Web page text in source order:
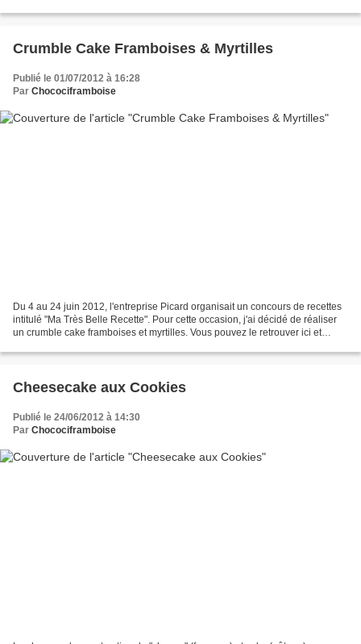
Crumble Cake Framboises & Myrtilles
Publié le 01/07/2012 à 16:28
Par Chocociframboise
Du 4 au 24 juin 2012, l'entreprise Picard organisait un concours de recettes
intitulé "Ma Très Belle Recette". Pour cette occasion, j'ai décidé de réaliser
un crumble cake framboises et myrtilles. Vous pouvez le retrouver ici et
Cheesecake aux Cookies
Publié le 24/06/2012 à 14:30
Par Chocociframboise